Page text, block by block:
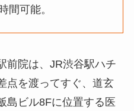
間可能。
前院は、JR渋谷駅ハチ
点を渡ってすぐ、道玄
島ビル8Fに位置する医